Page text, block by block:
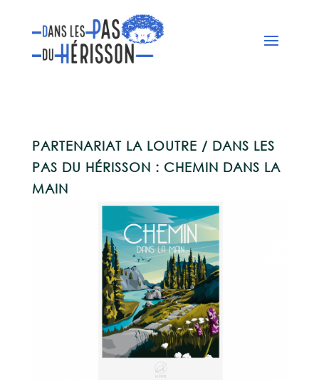
PARTENARIAT LA LOUTRE / DANS LES
PAS DU HÉRISSON : CHEMIN DANS LA
MAIN